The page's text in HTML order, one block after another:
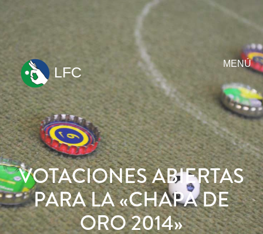
MENÚ
ir
al
contenido
LFC
VOTACIONES ABIERTAS
PARA LA «CHAPA DE
ORO 2014»